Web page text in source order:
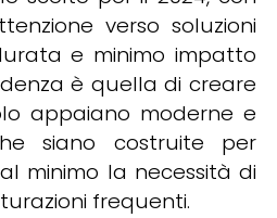
verso soluzioni
e minimo impatto
è quella di creare
appaiano moderne e
siano costruite per
minimo la necessità di
frequenti.